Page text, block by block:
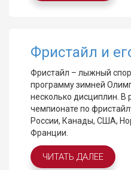
Фристайл и
Фристайл – лыжный
программу зимней
несколько дисциплин. В
чемпионате по
России, Канады, США,
Франции.
ЧИТАТЬ ДАЛЕЕ